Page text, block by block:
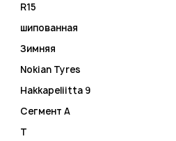
R15
шипованная
Зимняя
Nokian Tyres
Hakkapeliitta 9
Сегмент A
T